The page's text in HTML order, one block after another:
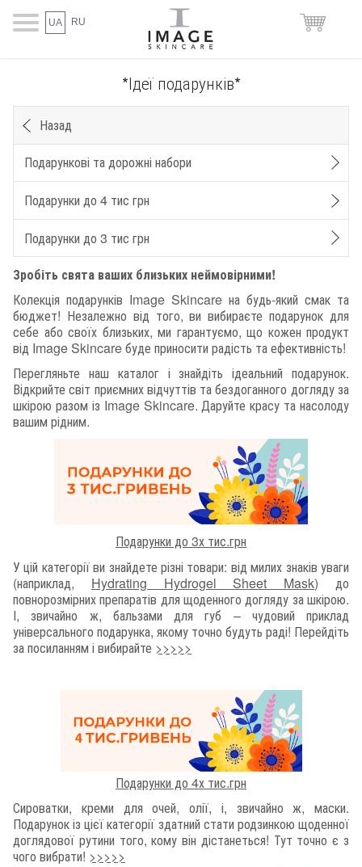
UA RU
*Ідеї подарунків*
Назад
Подарункові та дорожні набори
Подарунки до 4 тис грн
Подарунки до 3 тис грн
Зробіть свята ваших близьких неймовірними!
Колекція подарунків Image Skincare на будь-який смак та
бюджет! Незалежно від того, ви вибираєте подарунок для
себе або своїх близьких, ми гарантуємо, що кожен продукт
від Image Skincare буде приносити радість та ефективність!
Перегляньте наш каталог і знайдіть ідеальний подарунок.
Відкрийте світ приємних відчуттів та бездоганного догляду за
шкірою разом із Image Skincare. Даруйте красу та насолоду
вашим рідним.
Подарунки до 3х тис.грн
У цій категорії ви знайдете різні товари: від милих знаків уваги
(наприклад, Hydrating Hydrogel Sheet Mask) до
повнорозмірних препаратів для щоденного догляду за шкірою.
І, звичайно ж, бальзами для губ – чудовий приклад
універсального подарунка, якому точно будуть раді! Перейдіть
за посиланням і вибирайте >>>>>
Подарунки до 4х тис.грн
Сироватки, креми для очей, олії, і, звичайно ж, маски.
Подарунок із цієї категорії здатний стати родзинкою щоденної
доглядової рутини того, кому він дістанеться! Тут точно є з
чого вибрати! >>>>>